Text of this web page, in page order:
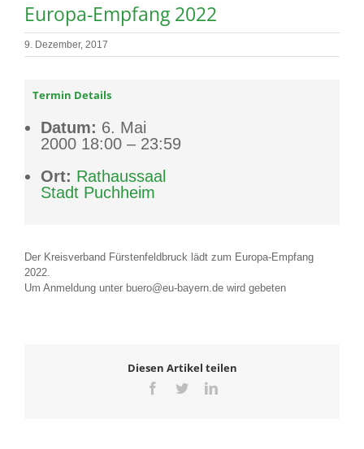
Europa-Empfang 2022
9. Dezember, 2017
Termin Details
Datum: 6. Mai
2000 18:00 – 23:59
Ort: Rathaussaal
Stadt Puchheim
Der Kreisverband Fürstenfeldbruck lädt zum Europa-Empfang
2022.
Um Anmeldung unter buero@eu-bayern.de wird gebeten
Diesen Artikel teilen
Facebook
TwitterLinkedIn